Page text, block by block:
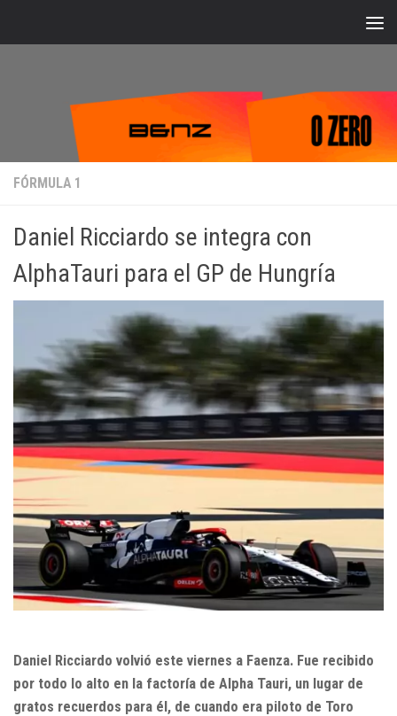
FÓRMULA 1
Daniel Ricciardo se integra con
AlphaTauri para el GP de Hungría
Daniel Ricciardo volvió este viernes a Faenza. Fue recibido
por todo lo alto en la factoría de Alpha Tauri, un lugar de
gratos recuerdos para él, de cuando era piloto de Toro